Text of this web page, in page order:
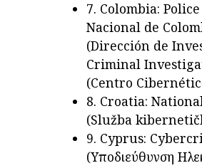
7. Colombia:
Nacional de
(Dirección de
Criminal
(Centro
8. Croatia:
(Služba
9. Cyprus:
(Υποδιεύθυνση